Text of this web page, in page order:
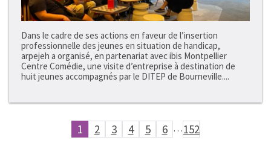
Dans le cadre de ses actions en faveur de l’insertion
professionnelle des jeunes en situation de handicap,
arpejeh a organisé, en partenariat avec ibis Montpellier
Centre Comédie, une visite d’entreprise à destination de
huit jeunes accompagnés par le DITEP de Bourneville....
1 2 3 4 5 6 …152